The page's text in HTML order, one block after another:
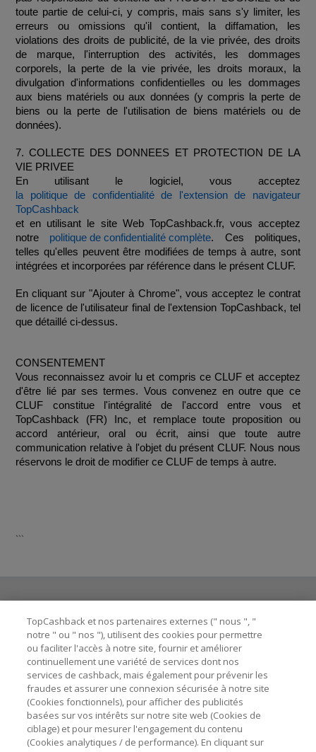
toute partie de celui-ci, y compris, mais sans s'y limiter, les
erreurs ou omissions qu'il contient, la diffamation, les
violations des droits de publicité, de la vie privée, des droits
de marque, l'interruption des activités, les dommages
corporels, la perte de la vie privée, les droits moraux, la
divulgation d'informations confidentielles ou les dommages
aux biens matériels ou aux données (y compris la perte de
biens ou la perte de l'utilisation de biens matériels ou de
données).
7. COLLECTE DES DONNEES ET PROTECTION DE LA
VIE PRIVEE
En utilisant le logiciel, vous acceptez
la politique de confidentialité de l'extension de navigateur
TopCashback
et en utilisant le site Web TopCashback.fr, vous acceptez
notre politique de confidentialité complète. Ces politiques,
telles qu'elles peuvent être modifiées de temps à autre, sont
intégrées et incorporées par référence dans le présent CLUF.
En cliquant sur "Ajouter à Chrome", vous acceptez le contrat
de licence de l'utilisateur final de l'extension TopCashback, tel
que détaillé ci-dessus.
CONSENTEMENT
Vous reconnaissez avoir lu et compris ce CLUF et acceptez
d'être lié par ses termes. Vous convenez en outre que ce
CLUF constitue l'intégralité de l'accord entre vous et
TopCashback (FR) Inc, et remplace toute proposition ou
accord antérieur, oral ou écrit, ainsi que toute autre
communication relative à l'objet du présent CLUF. Nous nous
réservons le droit de modifier ce CLUF de temps à autre.
```
Besoin d'aide ?
Astuces pour économiser
A propos de
Contactez-nous
TopCashback et nos partenaires externes (" nous ", "
notre " ou " nos "), utilisent des cookies pour permettre
ou faciliter l'accès à notre site, fournir et améliorer
continuellement une variété de services dont nos
services de cashback, mais également pour prévenir les
fraudes et assurer une connexion sécurisée à notre site
(Cookies fonctionnels), pour afficher des publicités
basées sur vos intérêts sur notre site web (Cookies de
ciblage) et pour mesurer l'engagement du contenu
(Cookies analytiques / de performance). En cliquant sur